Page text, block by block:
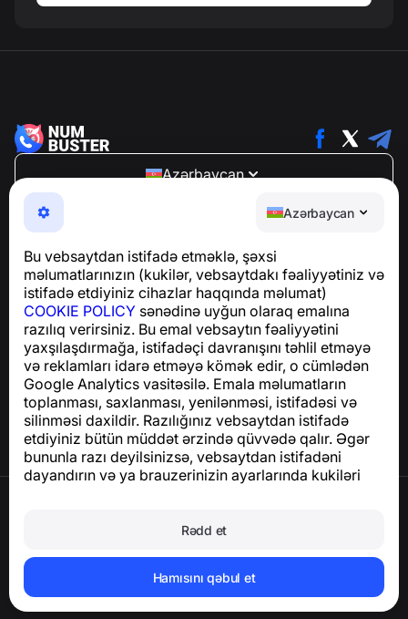
Azərbaycan
Bu vebsaytdan istifadə etməklə, şəxsi
məlumatlarınızın (kukilər, vebsaytdakı fəaliyyətiniz və
istifadə etdiyiniz cihazlar haqqında məlumat)
COOKIE POLICY sənədinə uyğun olaraq emalına
razılıq verirsiniz. Bu emal vebsaytın fəaliyyətini
yaxşılaşdırmağa, istifadəçi davranışını təhlil etməyə
və reklamları idarə etməyə kömək edir, o cümlədən
Google Analytics vasitəsilə. Emala məlumatların
toplanması, saxlanması, yenilənməsi, istifadəsi və
silinməsi daxildir. Razılığınız vebsaytdan istifadə
etdiyiniz bütün müddət ərzində qüvvədə qalır. Əgər
bununla razı deyilsinizsə, vebsaytdan istifadəni
dayandırın və ya brauzerinizin ayarlarında kukiləri
Rədd et
Hamısını qəbul et
Azərbaycan
NumBuster © 2013—2026 ·
support@numbuster.com
Telefon fırıldaqlarından, spam və arzuolunmaz
GDPR uyğunluğu ilə bağlı suallar üçün:
support@numbuster.com
Yardım Mərkəzi
Xəbərlər və Məqalələr
Layihə haqqında
Əlaqə
Hesabı və şəxsi məlumatları silin